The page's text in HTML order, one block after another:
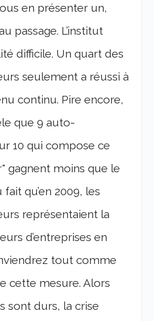
en présenter un,
passage. L’institut
difficile. Un quart des
seulement a réussi à
continu. Pire encore,
que 9 auto-
10 qui compose ce
gagnent moins que le
qu’en 2009, les
représentaient la
d’entreprises en
tout comme
cette mesure. Alors
sont durs, la crise